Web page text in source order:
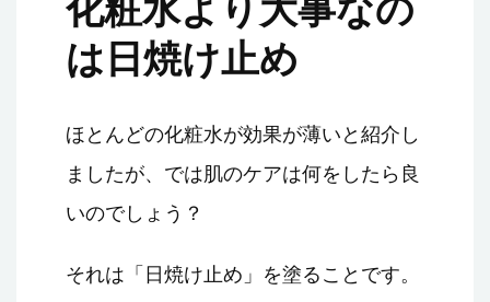
は日焼け止め
ほとんどの化粧水が効果が薄いと紹介し
ましたが、では肌のケアは何をしたら良
いのでしょう？
それは「日焼け止め」を塗ることです。